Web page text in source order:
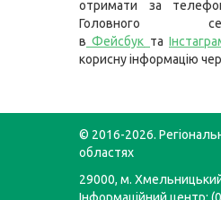
отримати за
Головного
в Фейсбук та
корисну інформацію
© 2016-2026.
областях
29000, м.